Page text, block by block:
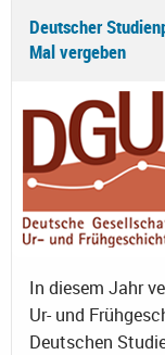
Deutscher
Mal vergeben
In diesem Jahr
Ur- und
Deutschen